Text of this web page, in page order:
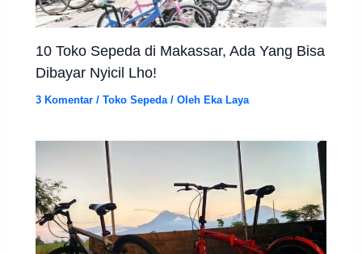
10 Toko Sepeda di Makassar, Ada Yang Bisa
Dibayar Nyicil Lho!
3 Komentar /Toko Sepeda / Oleh Eka Laya